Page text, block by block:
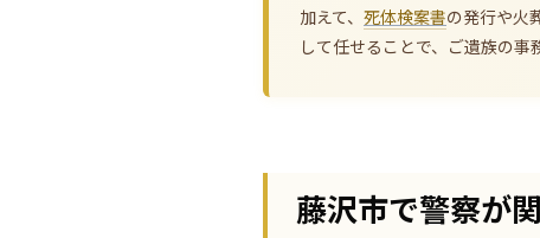
加えて、 死体検案書の発行や火
して任せることで、ご遺族の事
藤沢市で警察が